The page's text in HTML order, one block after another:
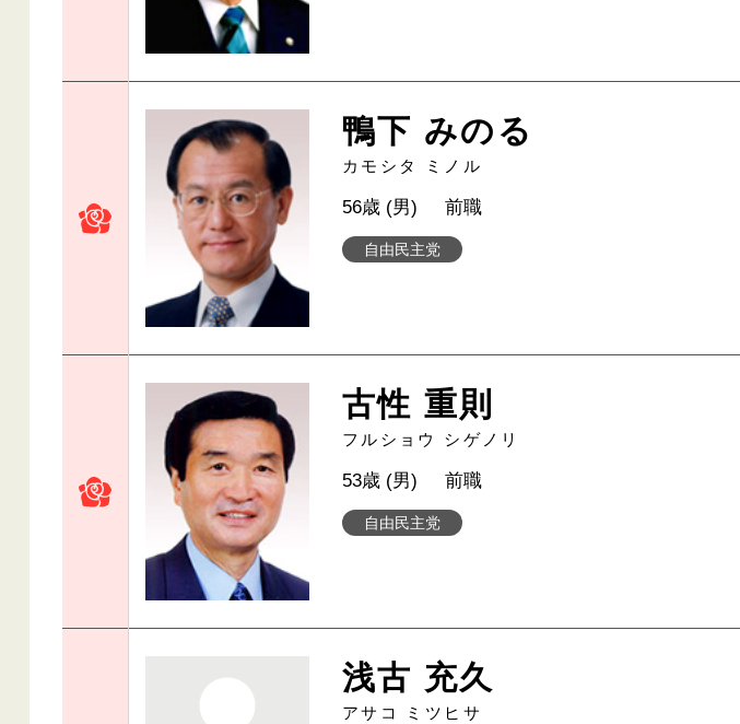
鴨下 みのる
カモシタ ミノル
自由民主党
56歳 (男) 前職
古性 重則
フルショウ シゲノリ
自由民主党
53歳 (男) 前職
浅古 充久
アサコ ミツヒサ